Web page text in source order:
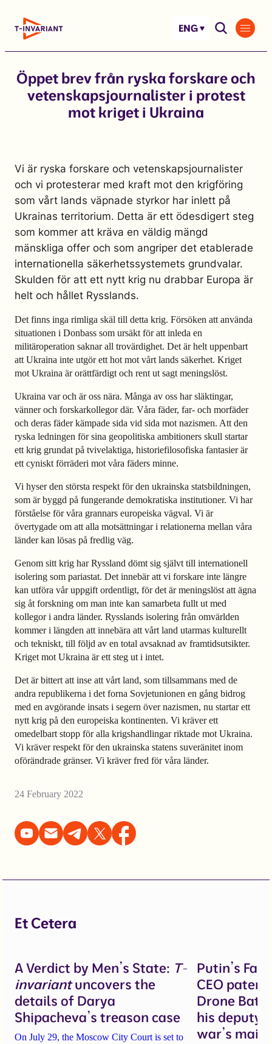
ENG
Öppet brev från ryska forskare och
vetenskapsjournalister i protest
mot kriget i Ukraina
Vi är ryska forskare och vetenskapsjournalister
och vi protesterar med kraft mot den krigföring
som vårt lands väpnade styrkor har inlett på
Ukrainas territorium. Detta är ett ödesdigert steg
som kommer att kräva en väldig mängd
mänskliga offer och som angriper det etablerade
internationella säkerhetssystemets grundvalar.
Skulden för att ett nytt krig nu drabbar Europa är
helt och hållet Rysslands.
Det finns inga rimliga skäl till detta krig. Försöken att använda
situationen i Donbass som ursäkt för att inleda en
militäroperation saknar all trovärdighet. Det är helt uppenbart
att Ukraina inte utgör ett hot mot vårt lands säkerhet. Kriget
mot Ukraina är orättfärdigt och rent ut sagt meningslöst.
Ukraina var och är oss nära. Många av oss har släktingar,
vänner och forskarkollegor där. Våra fäder, far- och morfäder
och deras fäder kämpade sida vid sida mot nazismen. Att den
ryska ledningen för sina geopolitiska ambitioners skull startar
ett krig grundat på tvivelaktiga, historiefilosofiska fantasier är
ett cyniskt förräderi mot våra fäders minne.
Vi hyser den största respekt för den ukrainska statsbildningen,
som är byggd på fungerande demokratiska institutioner. Vi har
förståelse för våra grannars europeiska vägval. Vi är
övertygade om att alla motsättningar i relationerna mellan våra
länder kan lösas på fredlig väg.
Genom sitt krig har Ryssland dömt sig självt till internationell
isolering som pariastat. Det innebär att vi forskare inte längre
kan utföra vår uppgift ordentligt, för det är meningslöst att ägna
sig åt forskning om man inte kan samarbeta fullt ut med
kollegor i andra länder. Rysslands isolering från omvärlden
kommer i längden att innebära att vårt land utarmas kulturellt
och tekniskt, till följd av en total avsaknad av framtidsutsikter.
Kriget mot Ukraina är ett steg ut i intet.
Det är bittert att inse att vårt land, som tillsammans med de
andra republikerna i det forna Sovjetunionen en gång bidrog
med en avgörande insats i segern över nazismen, nu startar ett
nytt krig på den europeiska kontinenten. Vi kräver ett
omedelbart stopp för alla krigshandlingar riktade mot Ukraina.
Vi kräver respekt för den ukrainska statens suveränitet inom
oförändrade gränser. Vi kräver fred för våra länder.
24 February 2022
Et Cetera
A Verdict by Men’s State: T-
invariantuncovers the
details of Darya
Shipacheva’s treason case
On July 29, the Moscow City Court is set to
Putin’s
CEO
Drone
his deputy
war’s main